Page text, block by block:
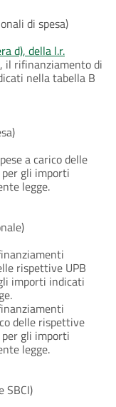
di spesa)
d), della l.r.
il rifinanziamento di
nella tabella B
a carico delle
per gli importi
legge.
rispettive UPB
importi indicati
delle rispettive
per gli importi
legge.
SBCI)